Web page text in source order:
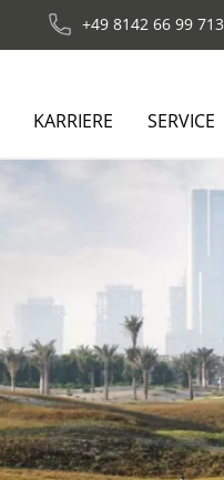
+49 8142 66 99 713
KARRIERE SERVICE